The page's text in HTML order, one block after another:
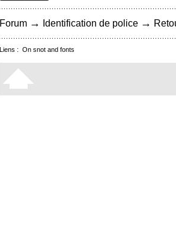
Forum → Identification de police →
Liens : On snot and fonts